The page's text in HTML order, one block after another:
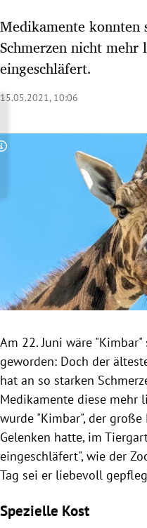
Untermenü
Untermenü
Untermenü
Untermenü
Untermenü
Untermenü
Medikamente konnten
Schmerzen nicht
eingeschläfert.
15.05.2021, 10:06
Copyright-Hinweis öffnen/
Am 22. Juni wäre
geworden: Doch der
hat an so starken
Medikamente diese mehr
wurde "Kimbar", der
Gelenken hatte, im
eingeschläfert", wie der
Tag sei er liebevoll
Spezielle Kost